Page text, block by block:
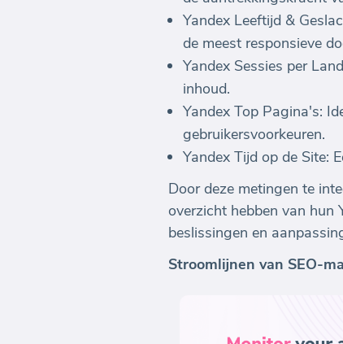
Yandex Leeftijd &
de meest responsieve
Yandex Sessies per
inhoud.
Yandex Top Pagina's:
gebruikersvoorkeuren.
Yandex Tijd op de Site:
Door deze metingen te
overzicht hebben van hun
beslissingen en
Stroomlijnen van SEO-